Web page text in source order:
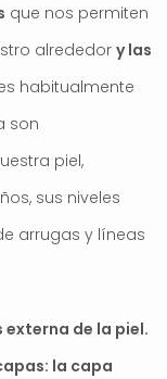
que nos permiten
alrededor y las
habitualmente
son
piel,
sus niveles
arrugas y líneas
externa de la piel.
la capa